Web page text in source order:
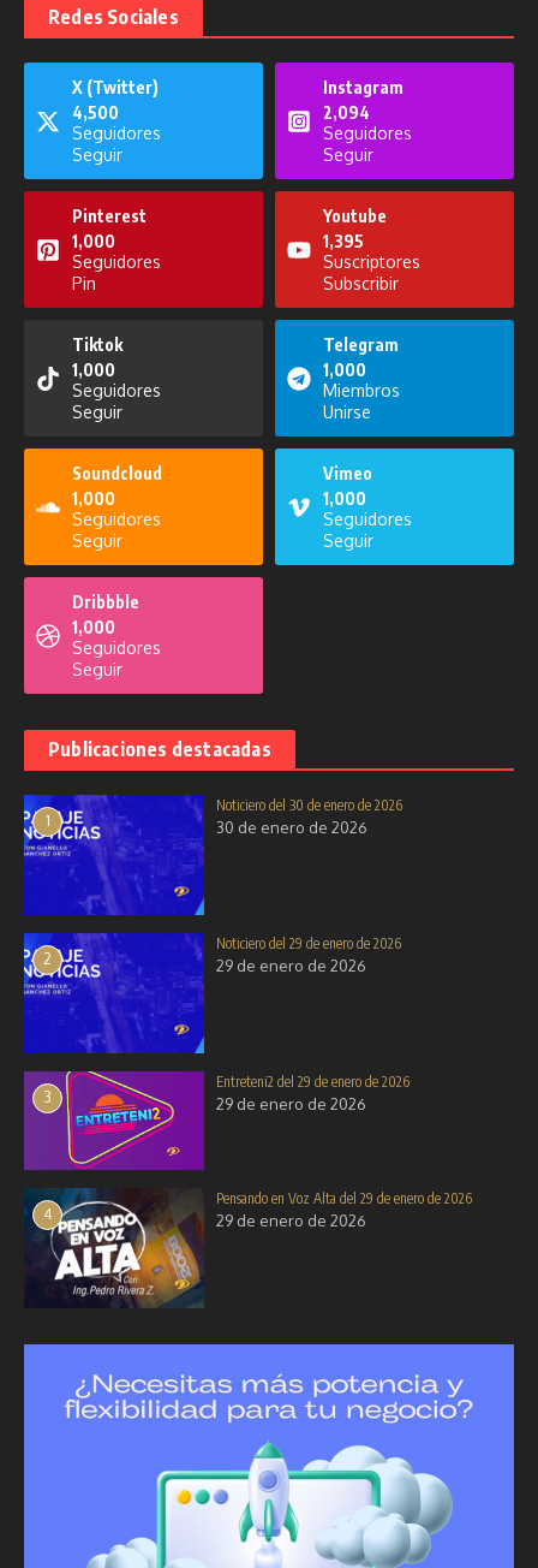
Redes Sociales
X (Twitter)
4,500
Seguidores
Seguir
Instagram
2,094
Seguidores
Seguir
Pinterest
1,000
Seguidores
Pin
Youtube
1,395
Suscriptores
Subscribir
Tiktok
1,000
Seguidores
Seguir
Telegram
1,000
Miembros
Unirse
Soundcloud
1,000
Seguidores
Seguir
Vimeo
1,000
Seguidores
Seguir
Dribbble
1,000
Seguidores
Seguir
Publicaciones destacadas
1
Noticiero del 30 de enero de 2026
30 de enero de 2026
2
Noticiero del 29 de enero de 2026
29 de enero de 2026
3
Entreteni2 del 29 de enero de 2026
29 de enero de 2026
4
Pensando en Voz Alta del 29 de enero de 2026
29 de enero de 2026